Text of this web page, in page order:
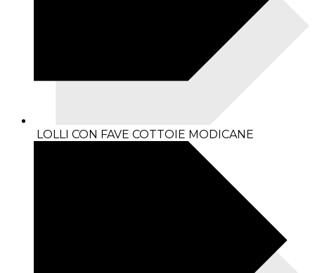
LOLLI CON FAVE COTTOIE MODICANE